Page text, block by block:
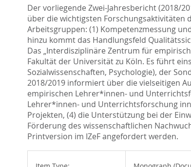
Der vorliegende Zwei-Jahresbericht (2018/
über die wichtigsten Forschungsaktivitäten
Arbeitsgruppen: (1) Kompetenzmessung
hinzu kommt das Handlungsfeld
Das „Interdisziplinäre Zentrum für
Fakultät der Universität zu Köln. Es führt
Sozialwissenschaften, Psychologie), der
2018/2019 informiert über die vielseitigen
empirischen Lehrer*innen- und
Lehrer*innen- und Unterrichtsforschung
Projekten, (4) die Unterstützung bei der
Förderung des wissenschaftlichen
Printversion im IZeF angefordert werden.